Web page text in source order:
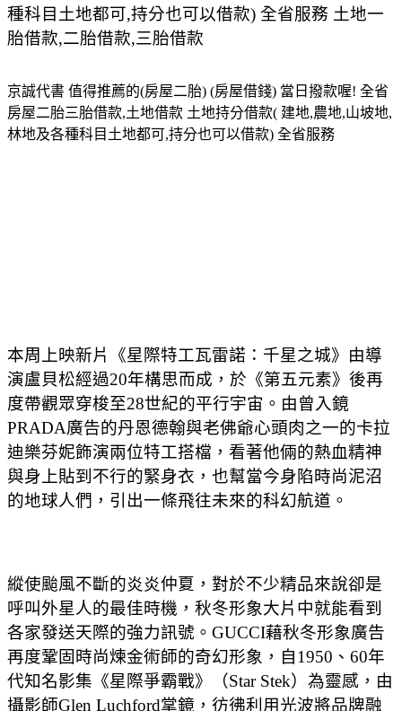
種科目土地都可,持分也可以借款) 全省服務 土地一
胎借款,二胎借款,三胎借款
京誠代書 值得推薦的(房屋二胎) (房屋借錢) 當日撥款喔! 全省
房屋二胎三胎借款,土地借款 土地持分借款( 建地,農地,山坡地,
林地及各種科目土地都可,持分也可以借款) 全省服務
本周上映新片《星際特工瓦雷諾：千星之城》由導
演盧貝松經過20年構思而成，於《第五元素》後再
度帶觀眾穿梭至28世紀的平行宇宙。由曾入鏡
PRADA廣告的丹恩德翰與老佛爺心頭肉之一的卡拉
迪樂芬妮飾演兩位特工搭檔，看著他倆的熱血精神
與身上貼到不行的緊身衣，也幫當今身陷時尚泥沼
的地球人們，引出一條飛往未來的科幻航道。
縱使颱風不斷的炎炎仲夏，對於不少精品來說卻是
呼叫外星人的最佳時機，秋冬形象大片中就能看到
各家發送天際的強力訊號。GUCCI藉秋冬形象廣告
再度鞏固時尚煉金術師的奇幻形象，自1950、60年
代知名影集《星際爭霸戰》（Star Stek）為靈感，由
攝影師Glen Luchford掌鏡，彷彿利用光波將品牌融